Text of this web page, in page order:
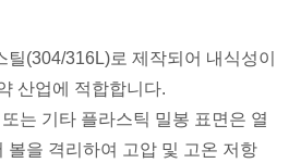
틸(304/316L)로 제작되어 내식성이
산업에 적합합니다.
는 기타 플라스틱 밀봉 표면은 열
볼을 격리하여 고압 및 고온 저항